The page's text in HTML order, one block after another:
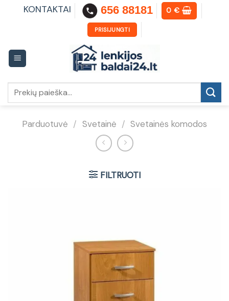
KONTAKTAI 656 88181 0€
PRISIJUNGTI
Parduotuvė / Svetainė / Svetainės komodos
FILTRUOTI